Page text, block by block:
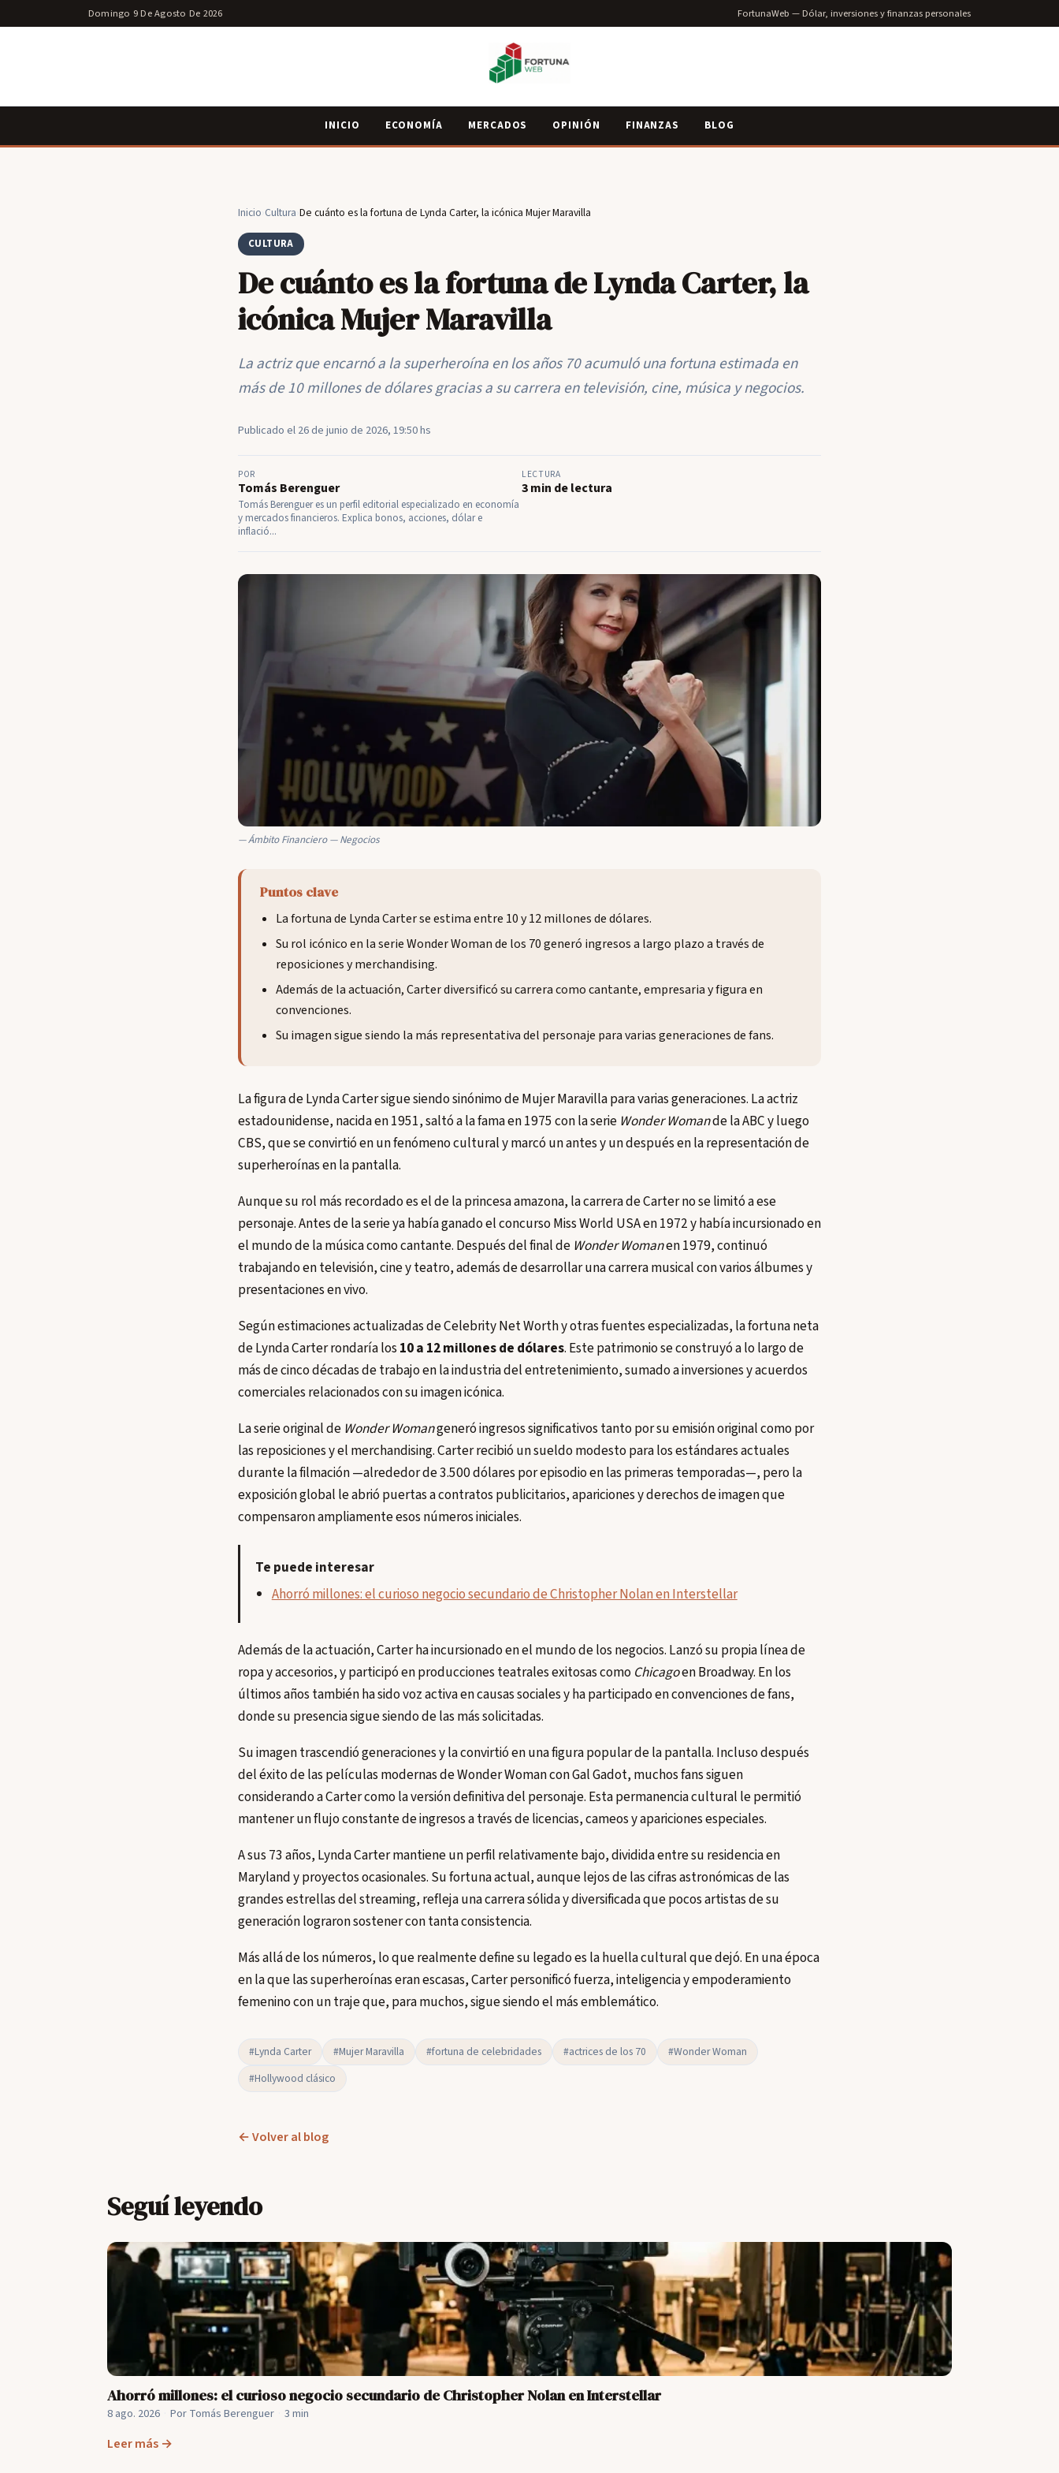
Domingo 9 De Agosto De 2026 FortunaWeb — Dólar, inversiones y finanzas personales
INICIO ECONOMÍA MERCADOS OPINIÓN FINANZAS BLOG
Inicio Cultura De cuánto es la fortuna de Lynda Carter, la icónica Mujer Maravilla
CULTURA
De cuánto es la fortuna de Lynda Carter, la
icónica Mujer Maravilla
La actriz que encarnó a la superheroína en los años 70 acumuló una fortuna estimada en
más de 10 millones de dólares gracias a su carrera en televisión, cine, música y negocios.
Publicado el 26 de junio de 2026, 19:50 hs
POR
Tomás Berenguer
Tomás Berenguer es un perfil editorial especializado en economía
y mercados financieros. Explica bonos, acciones, dólar e
inflació...
LECTURA
3 min de lectura
Ámbito Financiero — Negocios
Puntos clave
La fortuna de Lynda Carter se estima entre 10 y 12 millones de dólares.
Su rol icónico en la serie Wonder Woman de los 70 generó ingresos a largo plazo a través de
reposiciones y merchandising.
Además de la actuación, Carter diversificó su carrera como cantante, empresaria y figura en
convenciones.
Su imagen sigue siendo la más representativa del personaje para varias generaciones de fans.
La figura de Lynda Carter sigue siendo sinónimo de Mujer Maravilla para varias generaciones. La actriz
estadounidense, nacida en 1951, saltó a la fama en 1975 con la serie Wonder Womande la ABC y luego
CBS, que se convirtió en un fenómeno cultural y marcó un antes y un después en la representación de
superheroínas en la pantalla.
Aunque su rol más recordado es el de la princesa amazona, la carrera de Carter no se limitó a ese
personaje. Antes de la serie ya había ganado el concurso Miss World USA en 1972 y había incursionado en
el mundo de la música como cantante. Después del final de Wonder Womanen 1979, continuó
trabajando en televisión, cine y teatro, además de desarrollar una carrera musical con varios álbumes y
presentaciones en vivo.
Según estimaciones actualizadas de Celebrity Net Worth y otras fuentes especializadas, la fortuna neta
de Lynda Carter rondaría los10 a 12 millones de dólares. Este patrimonio se construyó a lo largo de
más de cinco décadas de trabajo en la industria del entretenimiento, sumado a inversiones y acuerdos
comerciales relacionados con su imagen icónica.
La serie original de Wonder Womangeneró ingresos significativos tanto por su emisión original como por
las reposiciones y el merchandising. Carter recibió un sueldo modesto para los estándares actuales
durante la filmación —alrededor de 3.500 dólares por episodio en las primeras temporadas—, pero la
exposición global le abrió puertas a contratos publicitarios, apariciones y derechos de imagen que
compensaron ampliamente esos números iniciales.
Te puede interesar
Ahorró millones: el curioso negocio secundario de Christopher Nolan en Interstellar
Además de la actuación, Carter ha incursionado en el mundo de los negocios. Lanzó su propia línea de
ropa y accesorios, y participó en producciones teatrales exitosas como Chicagoen Broadway. En los
últimos años también ha sido voz activa en causas sociales y ha participado en convenciones de fans,
donde su presencia sigue siendo de las más solicitadas.
Su imagen trascendió generaciones y la convirtió en una figura popular de la pantalla. Incluso después
del éxito de las películas modernas de Wonder Woman con Gal Gadot, muchos fans siguen
considerando a Carter como la versión definitiva del personaje. Esta permanencia cultural le permitió
mantener un flujo constante de ingresos a través de licencias, cameos y apariciones especiales.
A sus 73 años, Lynda Carter mantiene un perfil relativamente bajo, dividida entre su residencia en
Maryland y proyectos ocasionales. Su fortuna actual, aunque lejos de las cifras astronómicas de las
grandes estrellas del streaming, refleja una carrera sólida y diversificada que pocos artistas de su
generación lograron sostener con tanta consistencia.
Más allá de los números, lo que realmente define su legado es la huella cultural que dejó. En una época
en la que las superheroínas eran escasas, Carter personificó fuerza, inteligencia y empoderamiento
femenino con un traje que, para muchos, sigue siendo el más emblemático.
#Lynda Carter #Mujer Maravilla #fortuna de celebridades #actrices de los 70
#Wonder Woman
#Hollywood clásico
← Volver al blog
Seguí leyendo
Ahorró millones: el curioso negocio secundario de Christopher Nolan en Interstellar
8 ago. 2026 Por Tomás Berenguer 3 min
Leer más →